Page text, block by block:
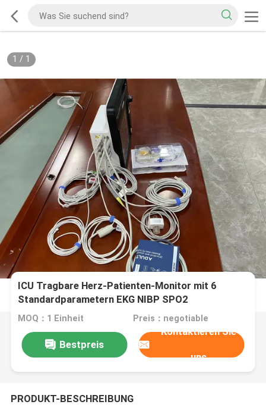
1 / 1
ICU Tragbare Herz-Patienten-Monitor mit 6
Standardparametern EKG NIBP SPO2
MOQ：1 Einheit Preis：negotiable
Bestpreis
Kontaktieren Sie
uns
PRODUKT-BESCHREIBUNG